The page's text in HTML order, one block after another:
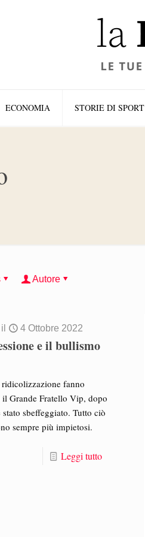
ECONOMIA STORIE DI SPORT
Autore
il 4 Ottobre 2022
e il bullismo
fanno
Grande Fratello Vip, dopo
stato sbeffeggiato. Tutto ciò
sempre più impietosi.
Leggi tutto